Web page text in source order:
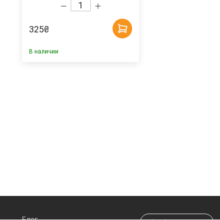
325₴
В наличии